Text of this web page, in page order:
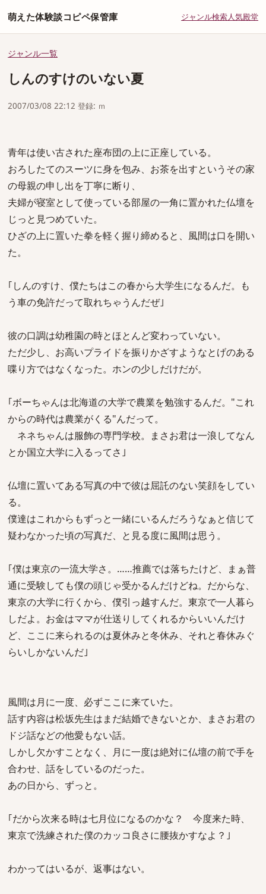
萌えた体験談コピペ保管庫 ジャンル検索人気殿堂
ジャンル一覧
しんのすけのいない夏
2007/03/08 22:12 登録: ｍ
青年は使い古された座布団の上に正座している。
おろしたてのスーツに身を包み、お茶を出すというその家
の母親の申し出を丁寧に断り、
夫婦が寝室として使っている部屋の一角に置かれた仏壇を
じっと見つめていた。
ひざの上に置いた拳を軽く握り締めると、風間は口を開い
た。
｢しんのすけ、僕たちはこの春から大学生になるんだ。も
う車の免許だって取れちゃうんだぜ｣
彼の口調は幼稚園の時とほとんど変わっていない。
ただ少し、お高いプライドを振りかざすようなとげのある
喋り方ではなくなった。ホンの少しだけだが。
｢ボーちゃんは北海道の大学で農業を勉強するんだ。"これ
からの時代は農業がくる"んだって。
ネネちゃんは服飾の専門学校。まさお君は一浪してなん
とか国立大学に入るってさ｣
仏壇に置いてある写真の中で彼は屈託のない笑顔をしてい
る。
僕達はこれからもずっと一緒にいるんだろうなぁと信じて
疑わなかった頃の写真だ、と見る度に風間は思う。
｢僕は東京の一流大学さ。……推薦では落ちたけど、まぁ普
通に受験しても僕の頭じゃ受かるんだけどね。だからな、
東京の大学に行くから、僕引っ越すんだ。東京で一人暮ら
しだよ。お金はママが仕送りしてくれるからいいんだけ
ど、ここに来られるのは夏休みと冬休み、それと春休みぐ
らいしかないんだ｣
風間は月に一度、必ずここに来ていた。
話す内容は松坂先生はまだ結婚できないとか、まさお君の
ドジ話などの他愛もない話。
しかし欠かすことなく、月に一度は絶対に仏壇の前で手を
合わせ、話をしているのだった。
あの日から、ずっと。
｢だから次来る時は七月位になるのかな？ 今度来た時、
東京で洗練された僕のカッコ良さに腰抜かすなよ？｣
わかってはいるが、返事はない。